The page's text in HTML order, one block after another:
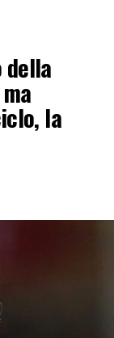
della
la